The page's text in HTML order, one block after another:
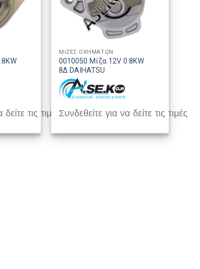
τις τιμές
ΜΙΖΕΣ ΟΧΗΜΑΤΩΝ
0010050 Μίζα 12V 0.8KW
8Δ DAIHATSU
Συνδεθείτε για να δείτε τις τιμές